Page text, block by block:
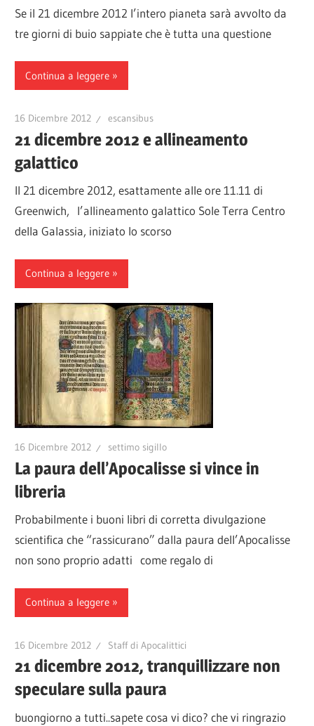
Se il 21 dicembre 2012 l’intero pianeta sarà avvolto da
tre giorni di buio sappiate che è tutta una questione
Continua a leggere
16 Dicembre 2012 escansibus
21 dicembre 2012 e allineamento
galattico
Il 21 dicembre 2012, esattamente alle ore 11.11 di
Greenwich, l’allineamento galattico Sole Terra Centro
della Galassia, iniziato lo scorso
Continua a leggere
16 Dicembre 2012 settimo sigillo
La paura dell’Apocalisse si vince in
libreria
Probabilmente i buoni libri di corretta divulgazione
scientifica che “rassicurano” dalla paura dell’Apocalisse
non sono proprio adatti come regalo di
Continua a leggere
16 Dicembre 2012 Staff di Apocalittici
21 dicembre 2012, tranquillizzare non
speculare sulla paura
buongiorno a tutti..sapete cosa vi dico? che vi ringrazio